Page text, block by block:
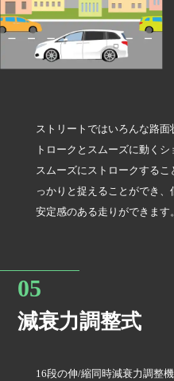
ストリートではいろんな路
トロークとスムーズに動くシ
スムーズにストロークする
っかりと捉えることができ
安定感のある走りができます。
減衰力調整式
16段の伸/縮同時減衰力調整